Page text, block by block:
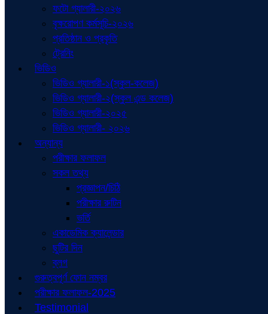
ফটো গ্যালারী-২০২৬
বৃক্ষরোপণ কর্মসূচি-২০২৬
প্রতিষ্ঠান ও প্রকৃতি
ট্রেনিং
ভিডিও
ভিডিও গ্যালারী-১(স্কুল-কলেজ)
ভিডিও গ্যালারী-২(স্কুল এন্ড কলেজ)
ভিডিও গ্যালারী-২০২৫
ভিডিও গ্যালারী- ২০২৬
অন্যান্য
পরীক্ষার ফলাফল
সকল তথ্য
প্রজ্ঞাপন/চিঠি
পরীক্ষার রুটিন
ভর্তি
একাডেমিক ক্যালেন্ডার
ছুটির দিন
ব্লগ
গুরুত্বপূর্ণ ফোন নম্বর
পরীক্ষার ফলাফল-2025
Testimonial